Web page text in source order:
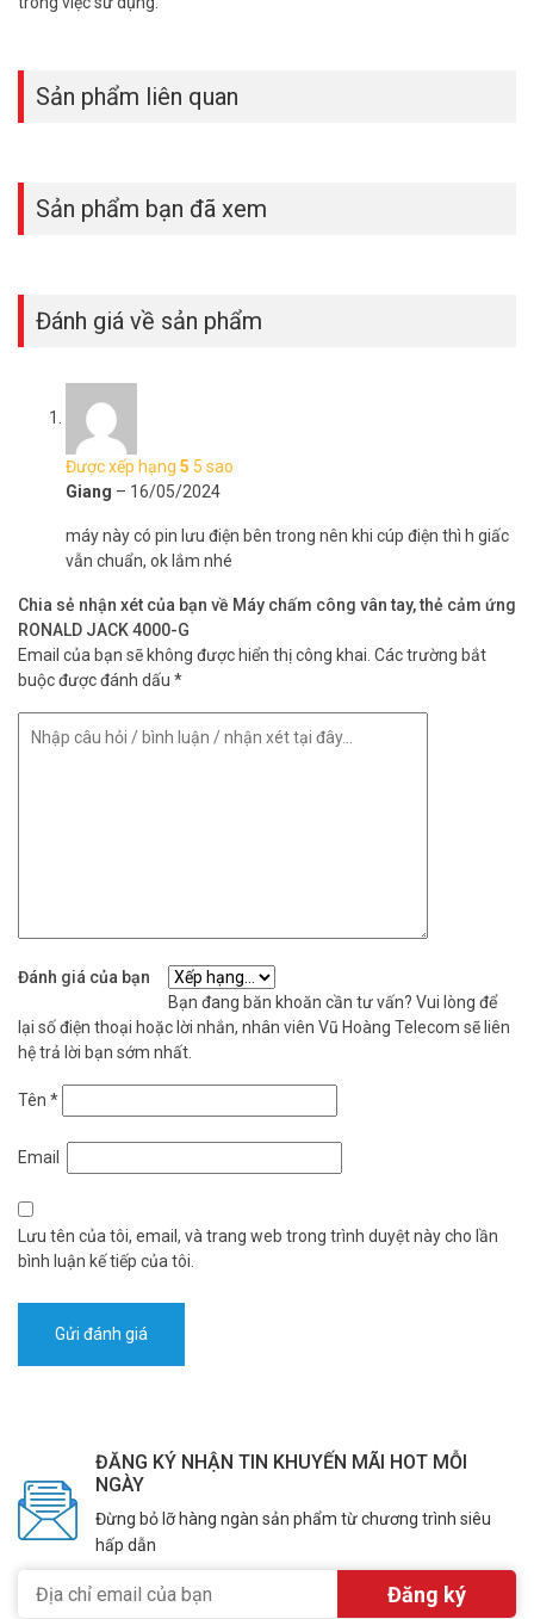
Sản phẩm liên quan
Sản phẩm bạn đã xem
Đánh giá về sản phẩm
Được xếp hạng 5 5 sao
Giang – 16/05/2024
máy này có pin lưu điện bên trong nên khi cúp điện thì h giấc
vẫn chuẩn, ok lắm nhé
Chia sẻ nhận xét của bạn về Máy chấm công vân tay, thẻ cảm ứng
RONALD JACK 4000-G
Email của bạn sẽ không được hiển thị công khai. Các trường bắt
buộc được đánh dấu *
Đánh giá của bạn
Bạn đang băn khoăn cần tư vấn? Vui lòng để
lại số điện thoại hoặc lời nhắn, nhân viên Vũ Hoàng Telecom sẽ liên
hệ trả lời bạn sớm nhất.
Tên *
Email
Lưu tên của tôi, email, và trang web trong trình duyệt này cho lần
bình luận kế tiếp của tôi.
ĐĂNG KÝ NHẬN TIN KHUYẾN MÃI HOT MỖI
NGÀY
Đừng bỏ lỡ hàng ngàn sản phẩm từ chương trình siêu
hấp dẫn